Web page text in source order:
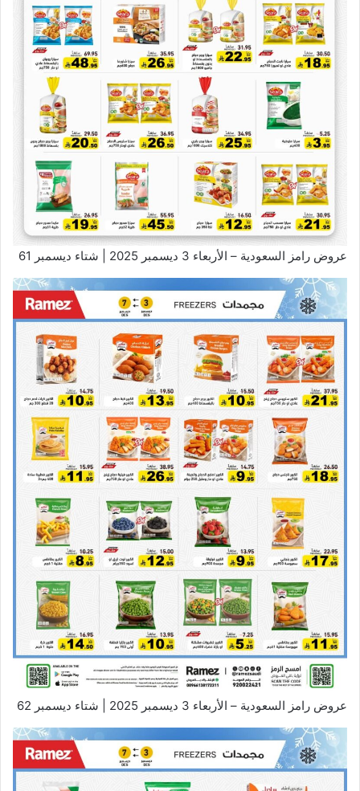
عروض رامز السعودية – الأربعاء 3 ديسمبر 2025 | شتاء ديسمبر 61
عروض رامز السعودية – الأربعاء 3 ديسمبر 2025 | شتاء ديسمبر 62